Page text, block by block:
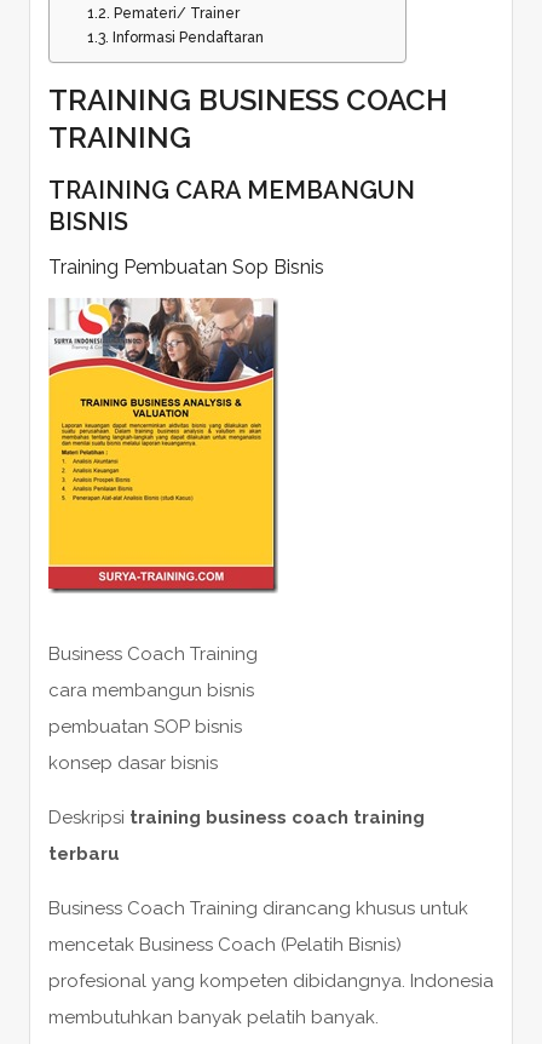
Pemateri/ Trainer
Informasi Pendaftaran
TRAINING BUSINESS COACH
TRAINING
TRAINING CARA MEMBANGUN
BISNIS
Training Pembuatan Sop Bisnis
Business Coach Training
cara membangun bisnis
pembuatan SOP bisnis
konsep dasar bisnis
Deskripsi training business coach training
terbaru
Business Coach Training dirancang khusus untuk
mencetak Business Coach (Pelatih Bisnis)
profesional yang kompeten dibidangnya. Indonesia
membutuhkan banyak pelatih banyak.